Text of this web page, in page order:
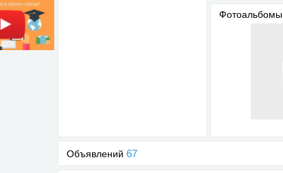
Фотоальбомы
Объявлений 67